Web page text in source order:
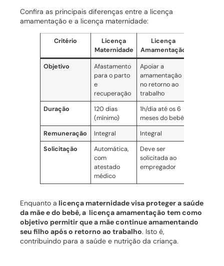
Confira as principais diferenças entre a licença
amamentação e a licença maternidade:
Critério
Licença
Maternidade
Licença
Amamentação
Objetivo
Afastamento
para o parto
e
recuperação
Apoiar a
amamentação
no retorno ao
trabalho
Duração
120 dias
(mínimo)
1h/dia até os 6
meses do bebê
Remuneração
Integral
Integral
Solicitação
Automática,
com
atestado
médico
Deve ser
solicitada ao
empregador
Enquanto a licença maternidade visa proteger a saúde
da mãe e do bebê, a licença amamentação tem como
objetivo permitir que a mãe continue amamentando
seu filho após o retorno ao trabalho. Isto é,
contribuindo para a saúde e nutrição da criança.